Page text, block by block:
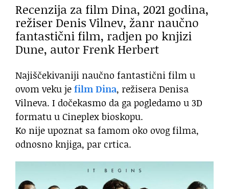
Recenzija za film Dina, 2021 godina,
režiser Denis Vilnev, žanr naučno
fantastični film, radjen po knjizi
Dune, autor Frenk Herbert
Najiščekivaniji naučno fantastični film u
ovom veku jefilm Dina, režisera Denisa
Vilneva. I dočekasmo da ga pogledamo u 3D
formatu u Cineplex bioskopu.
Ko nije upoznat sa famom oko ovog filma,
odnosno knjiga, par crtica.